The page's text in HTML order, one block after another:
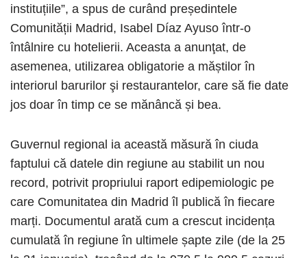
instituțiile”, a spus de curând președintele
Comunității Madrid, Isabel Díaz Ayuso într-o
întâlnire cu hotelierii. Aceasta a anunţat, de
asemenea, utilizarea obligatorie a măștilor în
interiorul barurilor şi restaurantelor, care să fie date
jos doar în timp ce se mănâncă și bea.
Guvernul regional ia această măsură în ciuda
faptului că datele din regiune au stabilit un nou
record, potrivit propriului raport edipemiologic pe
care Comunitatea din Madrid îl publică în fiecare
marți. Documentul arată cum a crescut incidența
cumulată în regiune în ultimele șapte zile (de la 25